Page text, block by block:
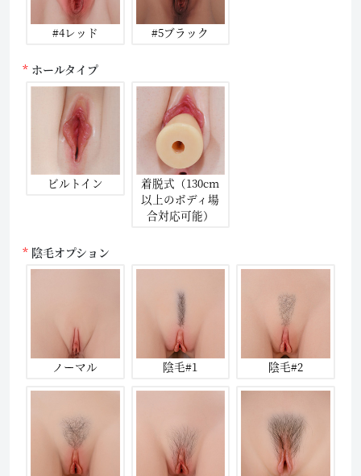
#4レッド #5ブラック
ホールタイプ
ビルトイン
着脱式（130cm
以上のボディ場
合対応可能）
陰毛オプション
ノーマル 陰毛#1 陰毛#2